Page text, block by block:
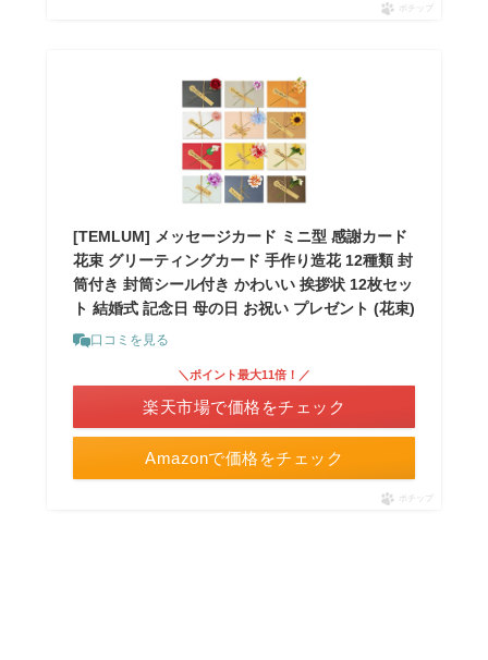
ポチップ
[TEMLUM] メッセージカード ミニ型 感謝カード
花束 グリーティングカード 手作り造花 12種類 封
筒付き 封筒シール付き かわいい 挨拶状 12枚セッ
ト 結婚式 記念日 母の日 お祝い プレゼント (花束)
口コミを見る
Amazonで価格をチェック
＼ポイント最大11倍！／
楽天市場で価格をチェック
ポチップ